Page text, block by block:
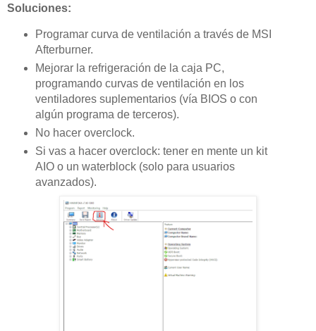
Soluciones:
Programar curva de ventilación a través de MSI
Afterburner.
Mejorar la refrigeración de la caja PC,
programando curvas de ventilación en los
ventiladores suplementarios (vía BIOS o con
algún programa de terceros).
No hacer overclock.
Si vas a hacer overclock: tener en mente un kit
AIO o un waterblock (solo para usuarios
avanzados).